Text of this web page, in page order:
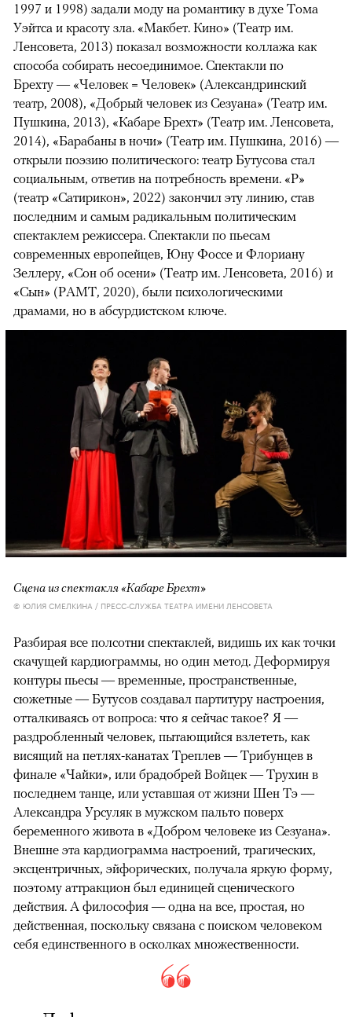
1997 и 1998) задали моду на романтику в духе Тома
Уэйтса и красоту зла. «Макбет. Кино» (Театр им.
Ленсовета, 2013) показал возможности коллажа как
способа собирать несоединимое. Спектакли по
Брехту — «Человек = Человек» (Александринский
театр, 2008), «Добрый человек из Сезуана» (Театр им.
Пушкина, 2013), «Кабаре Брехт» (Театр им. Ленсовета,
2014), «Барабаны в ночи» (Театр им. Пушкина, 2016) —
открыли поэзию политического: театр Бутусова стал
социальным, ответив на потребность времени. «Р»
(театр «Сатирикон», 2022) закончил эту линию, став
последним и самым радикальным политическим
спектаклем режиссера. Спектакли по пьесам
современных европейцев, Юну Фоссе и Флориану
Зеллеру, «Сон об осени» (Театр им. Ленсовета, 2016) и
«Сын» (РАМТ, 2020), были психологическими
драмами, но в абсурдистском ключе.
Сцена из спектакля «Кабаре Брехт»
© ЮЛИЯ СМЕЛКИНА / ПРЕСС-СЛУЖБА ТЕАТРА ИМЕНИ ЛЕНСОВЕТА
Разбирая все полсотни спектаклей, видишь их как точки
скачущей кардиограммы, но один метод. Деформируя
контуры пьесы — временные, пространственные,
сюжетные — Бутусов создавал партитуру настроения,
отталкиваясь от вопроса: что я сейчас такое? Я —
раздробленный человек, пытающийся взлететь, как
висящий на петлях-канатах Треплев — Трибунцев в
финале «Чайки», или брадобрей Войцек — Трухин в
последнем танце, или уставшая от жизни Шен Тэ —
Александра Урсуляк в мужском пальто поверх
беременного живота в «Добром человеке из Сезуана».
Внешне эта кардиограмма настроений, трагических,
эксцентричных, эйфорических, получала яркую форму,
поэтому аттракцион был единицей сценического
действия. А философия — одна на все, простая, но
действенная, поскольку связана с поиском человеком
себя единственного в осколках множественности.